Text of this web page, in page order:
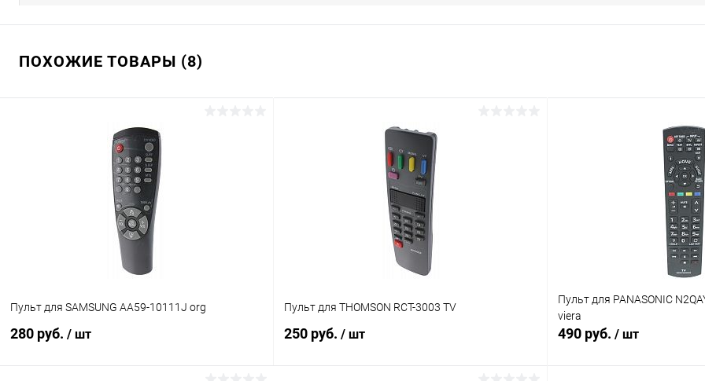
ПОХОЖИЕ ТОВАРЫ (8)
Пульт для SAMSUNG AA59-10111J org
280 руб. / шт
Пульт для THOMSON RCT-3003 TV
250 руб. / шт
Пульт для PANASONIC
viera
490 руб. / шт